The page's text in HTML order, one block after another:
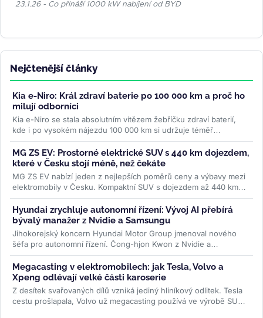
23.1.26 - Co přináší 1000 kW nabíjení od BYD
Nejčtenější články
Kia e-Niro: Král zdraví baterie po 100 000 km a proč ho
milují odborníci
Kia e-Niro se stala absolutním vítězem žebříčku zdraví baterií,
kde i po vysokém nájezdu 100 000 km si udržuje téměř
původní...>>
MG ZS EV: Prostorné elektrické SUV s 440 km dojezdem,
které v Česku stojí méně, než čekáte
MG ZS EV nabízí jeden z nejlepších poměrů ceny a výbavy mezi
elektromobily v Česku. Kompaktní SUV s dojezdem až 440 km
WLTP a 7letou...>>
Hyundai zrychluje autonomní řízení: Vývoj AI přebírá
bývalý manažer z Nvidie a Samsungu
Jihokorejský koncern Hyundai Motor Group jmenoval nového
šéfa pro autonomní řízení. Čong-hjon Kwon z Nvidie a
Samsungu má značku posunout...>>
Megacasting v elektromobilech: jak Tesla, Volvo a
Xpeng odlévají velké části karoserie
Z desítek svařovaných dílů vzniká jediný hliníkový odlitek. Tesla
cestu prošlapala, Volvo už megacasting používá ve výrobě SUV